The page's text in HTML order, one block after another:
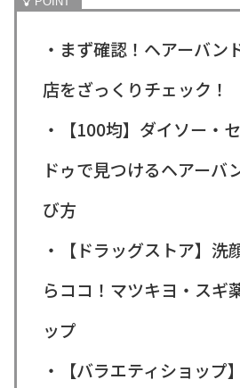
・まず確認！ヘアーバン
店をざっくりチェック！
・【100均】ダイソー・
ドゥで見つけるヘアーバ
び方
・【ドラッグストア】洗
らココ！マツキヨ・スギ
ップ
・【バラエティショップ